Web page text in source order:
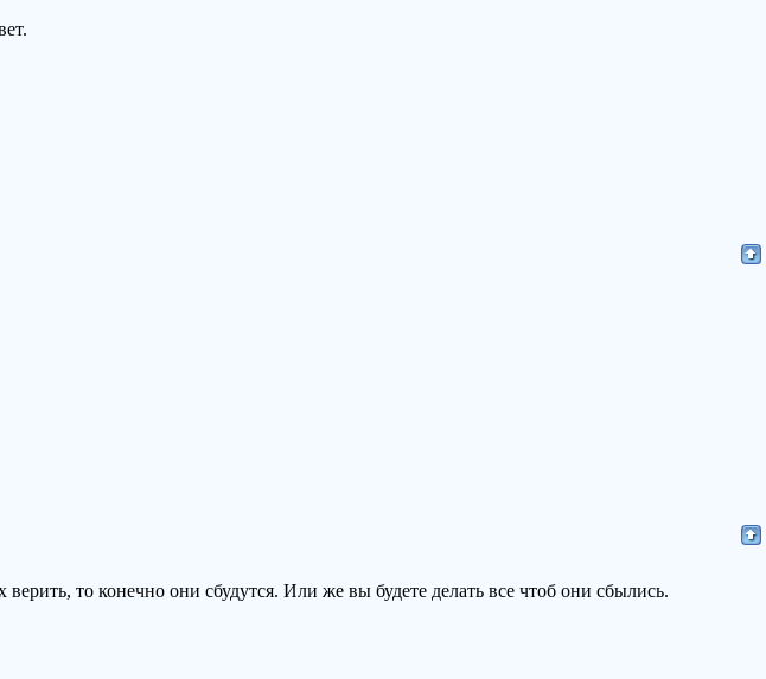
то конечно они сбудутся. Или же вы будете делать все чтоб они сбылись.